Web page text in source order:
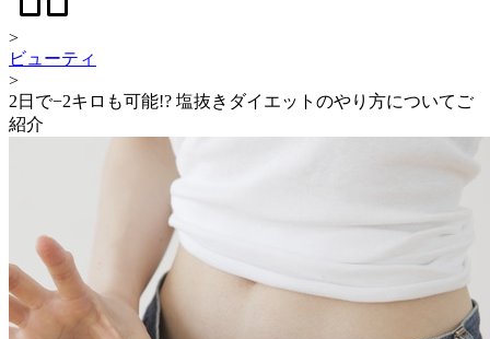
>
ビューティ
>
2日で−2キロも可能!? 塩抜きダイエットのやり方についてご
紹介